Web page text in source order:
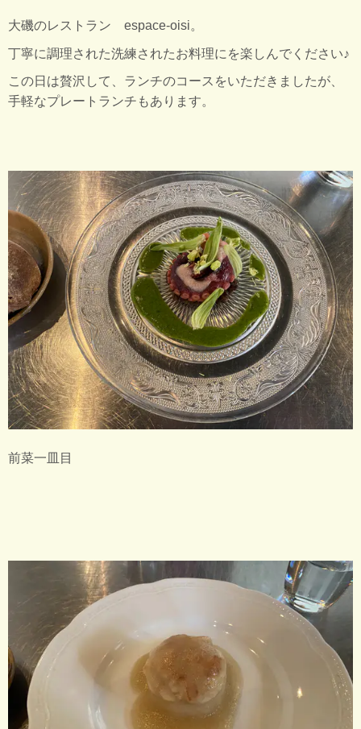
大磯のレストラン espace-oisi。
丁寧に調理された洗練されたお料理にを楽しんでください♪
この日は贅沢して、ランチのコースをいただきましたが、
手軽なプレートランチもあります。
前菜一皿目